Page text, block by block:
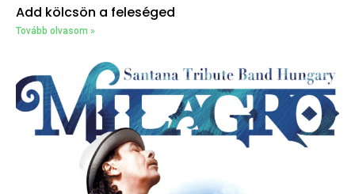
Add kölcsön a feleséged
Tovább olvasom »